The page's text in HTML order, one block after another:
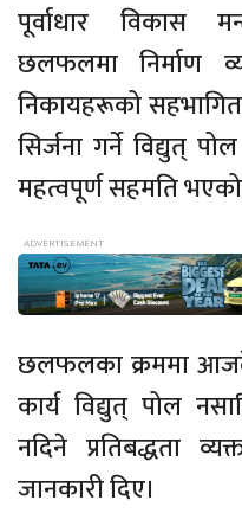
पूर्वाधार विकास
छलफलमा निर्माण
निकायहरूको
सिर्जना गर्ने विद्युत्
महत्वपूर्ण सहमति भएको
छलफलका क्रममा
कार्य विद्युत् पोल
नदिने प्रतिबद्धता
जानकारी दिए।